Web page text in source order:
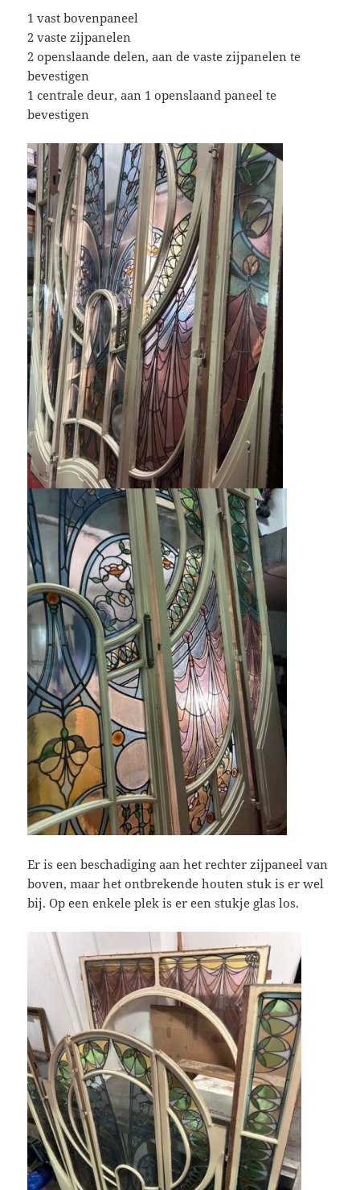
1 vast bovenpaneel
2 vaste zijpanelen
2 openslaande delen, aan de vaste zijpanelen te
bevestigen
1 centrale deur, aan 1 openslaand paneel te
bevestigen
Er is een beschadiging aan het rechter zijpaneel van
boven, maar het ontbrekende houten stuk is er wel
bij. Op een enkele plek is er een stukje glas los.